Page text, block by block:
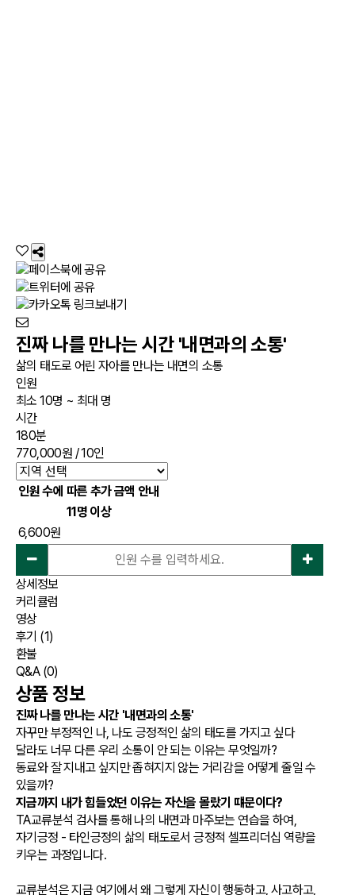
진짜 나를 만나는 시간 '내면과의 소통'
삶의 태도로 어린 자아를 만나는 내면의 소통
인원
최소 10명 ~ 최대 명
시간
180분
770,000원 / 10인
인원 수에 따른 추가 금액 안내
11명 이상
6,600원
상세정보
커리큘럼
영상
후기 (1)
환불
Q&A (0)
상품 정보
진짜 나를 만나는 시간 '내면과의 소통'
자꾸만 부정적인 나, 나도 긍정적인 삶의 태도를 가지고 싶다
달라도 너무 다른 우리 소통이 안 되는 이유는 무엇일까?
동료와 잘 지내고 싶지만 좁혀지지 않는 거리감을 어떻게 줄일 수
있을까?
지금까지 내가 힘들었던 이유는 자신을 몰랐기 떄문이다?
TA교류분석 검사를 통해 나의 내면과 마주보는 연습을 하여,
자기긍정 - 타인긍정의 삶의 태도로서 긍정적 셀프리더십 역량을
키우는 과정입니다.
교류분석은 지금 여기에서 왜 그렇게 자신이 행동하고, 사고하고,